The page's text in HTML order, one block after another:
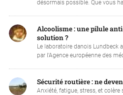
désormais possible. Que vous
Alcoolisme : une pilule
solution ?
Le laboratoire danois Lundbeck
par l’Agence européenne des
Sécurité routière : ne
Anxiété, fatigue, stress, et